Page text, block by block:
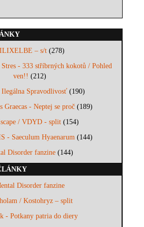
– s/t(278)
- 333 stříbrných kokotů / Pohled
ven!! (212)
Spravodlivosť (190)
Graecas - Neptej se proč (189)
/ VDYD - split(154)
- Saeculum Hyaenarum (144)
Disorder fanzine (144)
Disorder fanzine
/ Kostohryz – split
- Potkany patria do diery